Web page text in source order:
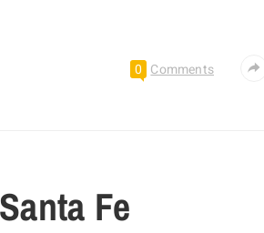
0 Comments
Fe